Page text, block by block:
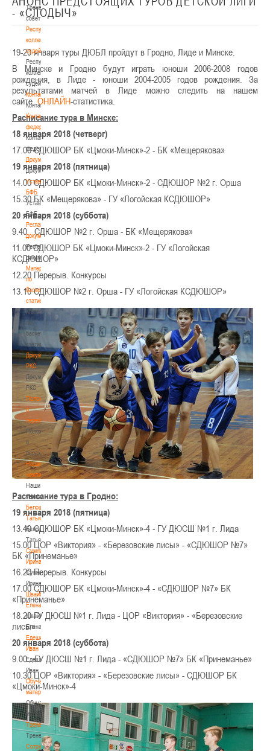
Тренерский
совет
Республиканская
коллегия
судей
Республиканская
коллегия
судей
Контакты
Контакты
Контакты
федерации
Контакты
федерации
Документы
Документы
Устав
БФБ
Устав
БФБ
Регламентирующие
документы
Регламентирующие
документы
Материалы
по
баскетбольной
статистике
Материалы
по
баскетбольной
статистике
Документы
РКС
Документы
РКС
Положение
о
переходах
Положение
о
переходах
Наши
чемпионы
Наши
чемпионы
Белошапко
Татьяна
Белошапко
Татьяна
Сумникова
Ирина
Сумникова
Ирина
Швайбович
Елена
Швайбович
Елена
Едешко
Иван
Едешко
Иван
Обучающие
материалы
Обучающие
материалы
Тренерам
Тренерам
Сотрудничество
- «СЛОДЫЧ»
19-20 января туры ДЮБЛ пройдут в Гродно, Лиде и Минске.
В Минске и Гродно будут играть юноши 2006-2008 годов
рождения, в Лиде - юноши 2004-2005 годов рождения. За
результатами матчей в Лиде можно следить на нашем
сайте. ОНЛАЙН-статистика.
Расписание тура в Минске:
18 января 2018 (четверг)
17.00 СДЮШОР БК «Цмоки-Минск»-2 - БК «Мещерякова»
19 января 2018 (пятница)
14.00 СДЮШОР БК «Цмоки-Минск»-2 - СДЮШОР №2 г. Орша
15.30 БК «Мещерякова» - ГУ «Логойская КСДЮШОР»
20 января 2018 (суббота)
9.40 СДЮШОР №2 г. Орша - БК «Мещерякова»
11.00 СДЮШОР БК «Цмоки-Минск»-2 - ГУ «Логойская
КСДЮШОР»
12.20 Перерыв. Конкурсы
13.10 СДЮШОР №2 г. Орша - ГУ «Логойская КСДЮШОР»
Расписание тура в Гродно:
19 января 2018 (пятница)
13.40 СДЮШОР БК «Цмоки-Минск»-4 - ГУ ДЮСШ №1 г. Лида
15.00 ЦОР «Виктория» - «Березовские лисы» - «СДЮШОР №7»
БК «Принеманье»
16.20 Перерыв. Конкурсы
17.00 СДЮШОР БК «Цмоки-Минск»-4 - «СДЮШОР №7» БК
«Принеманье»
18.20 ГУ ДЮСШ №1 г. Лида - ЦОР «Виктория» - «Березовские
лисы»
20 января 2018 (суббота)
9.00 ГУ ДЮСШ №1 г. Лида - «СДЮШОР №7» БК «Принеманье»
10.30 ЦОР «Виктория» - «Березовские лисы» - СДЮШОР БК
«Цмоки-Минск»-4